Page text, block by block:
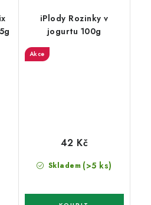
iPlody Rozinky v
jogurtu 100g
Akce
Skladem (>5 ks)
42 Kč